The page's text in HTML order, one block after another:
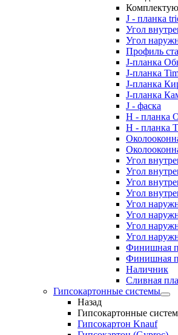
J - планка
Угол
Угол
Профиль
J-планка
J-планка
J-планка
J-планка
J - фаска
Н - планка
Н - планка
Угол
Угол
Угол
Угол
Угол
Угол
Угол
Угол
Финишная
Финишная
Наличник
Сливная
Гипсокартонные системы
Назад
Гипсокартонные
Гипсокартон Knauf